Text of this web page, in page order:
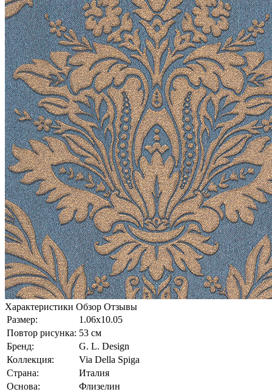
Характеристики Обзор Отзывы
Размер:
1.06x10.05
Повтор рисунка: 53 см
Бренд:
G. L. Design
Коллекция:
Via Della Spiga
Страна:
Италия
Основа:
Флизелин